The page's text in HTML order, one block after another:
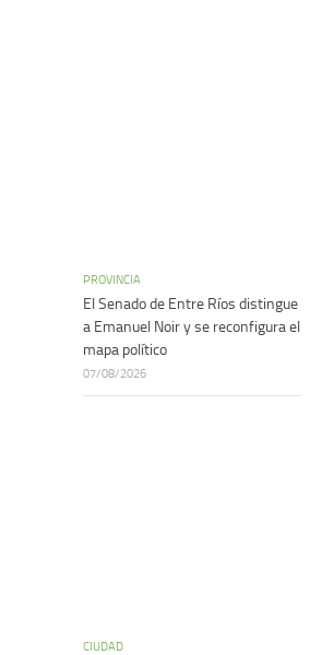
PROVINCIA
El Senado de Entre Ríos distingue
a Emanuel Noir y se reconfigura el
mapa político
07/08/2026
CIUDAD